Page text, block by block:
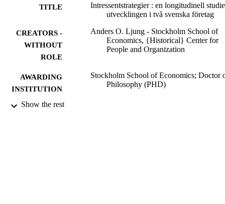
TITLE
Intressentstrategier : en longitudinell
utvecklingen i två svenska företag
CREATORS -
WITHOUT
ROLE
Anders O. Ljung - Stockholm School of
Economics, {Historical} Center for
People and Organization
AWARDING
INSTITUTION
Stockholm School of Economics; Doctor
Philosophy (PHD)
THESES AND
Show the rest